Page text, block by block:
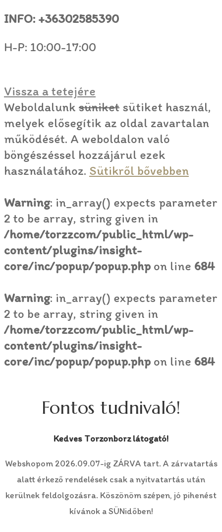
INFO: +36302585390
H-P: 10:00-17:00
Vissza a tetejére
Weboldalunk süniket sütiket használ,
melyek elősegítik az oldal zavartalan
működését. A weboldalon való
böngészéssel hozzájárul ezek
használatához. Sütikről bővebben
Warning: in_array() expects parameter
2 to be array, string given in
/home/torzzcom/public_html/wp-
content/plugins/insight-
core/inc/popup/popup.php on line 684
Warning: in_array() expects parameter
2 to be array, string given in
/home/torzzcom/public_html/wp-
content/plugins/insight-
core/inc/popup/popup.php on line 684
Fontos tudnivaló!
Kedves Torzonborz látogató!
Webshopom 2026.09.07-ig ZÁRVA tart. A zárvatartás
alatt érkező rendelések csak a nyitvatartás után
kerülnek feldolgozásra. Köszönöm szépen, jó pihenést
kívánok a SÜNidőben!